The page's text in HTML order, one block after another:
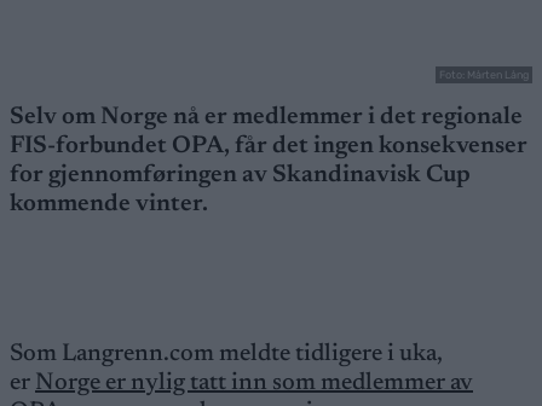
Foto: Mårten Lång
Selv om Norge nå er medlemmer i det regionale
FIS-forbundet OPA, får det ingen konsekvenser
for gjennomføringen av Skandinavisk Cup
kommende vinter.
Som Langrenn.com meldte tidligere i uka,
er Norge er nylig tatt inn som medlemmer av